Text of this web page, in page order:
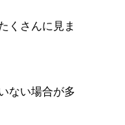
くさんに見ま
ない場合が多